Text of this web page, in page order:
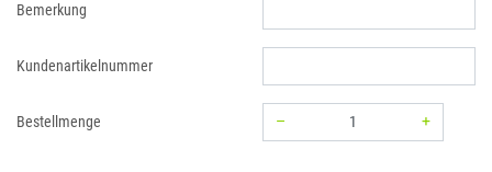
Bemerkung
Kundenartikelnummer
Bestellmenge –
+